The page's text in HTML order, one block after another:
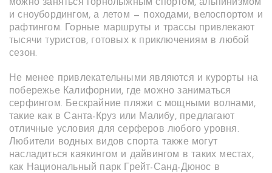
можно заняться горнолыжным спортом, альпинизмом
и сноубордингом, а летом — походами, велоспортом и
рафтингом. Горные маршруты и трассы привлекают
тысячи туристов, готовых к приключениям в любой
сезон.
Не менее привлекательными являются и курорты на
побережье Калифорнии, где можно заниматься
серфингом. Бескрайние пляжи с мощными волнами,
такие как в Санта-Круз или Малибу, предлагают
отличные условия для серферов любого уровня.
Любители водных видов спорта также могут
насладиться каякингом и дайвингом в таких местах,
как Национальный парк Грейт-Санд-Дюнос в